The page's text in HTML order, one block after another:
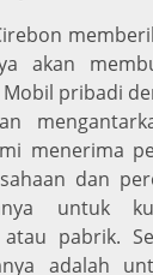
akan
pribadi
menerima
dan
untuk
pabrik.
adalah